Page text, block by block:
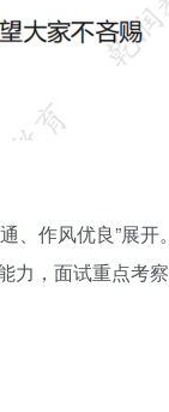
作风优良”展开。
力，面试重点考察